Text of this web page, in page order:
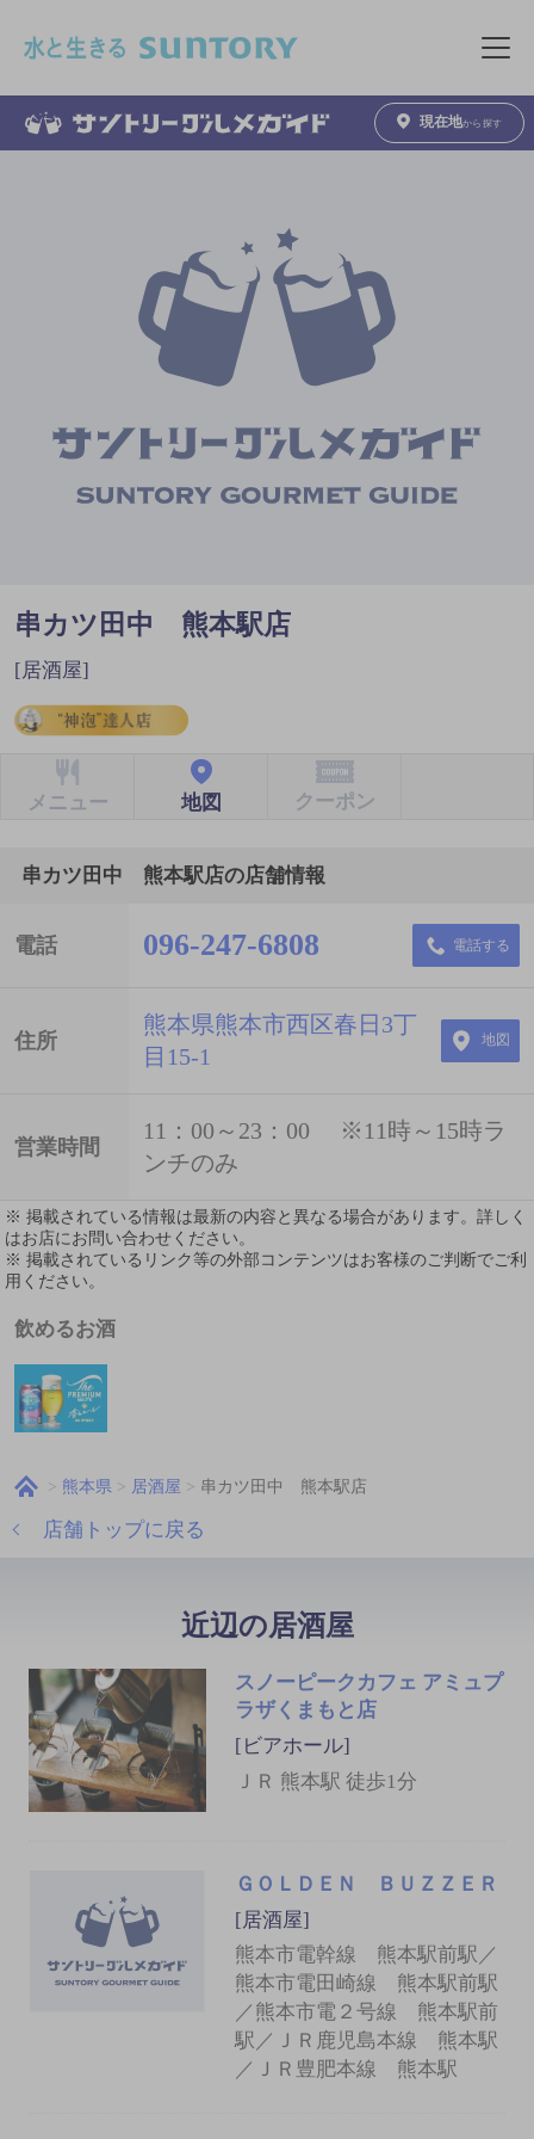
メニュ
現在地から探す
串カツ田中 熊本駅店
[居酒屋]
メニュー 地図 クーポン
串カツ田中 熊本駅店の店舗情報
電話 096-247-6808 電話する
住所
熊本県熊本市西区春日3丁
目15-1
地図
営業時間
11：00～23：00 ※11時～15時ラ
ンチのみ
※ 掲載されている情報は最新の内容と異なる場合があります。詳しく
はお店にお問い合わせください。
※ 掲載されているリンク等の外部コンテンツはお客様のご判断でご利
用ください。
飲めるお酒
熊本県 居酒屋 串カツ田中 熊本駅店
店舗トップに戻る
近辺の居酒屋
スノーピークカフェ アミュプ
ラザくまもと店
[ビアホール]
ＪＲ 熊本駅 徒歩1分
ＧＯＬＤＥＮ ＢＵＺＺＥＲ
[居酒屋]
熊本市電幹線 熊本駅前駅／
熊本市電田崎線 熊本駅前駅
／熊本市電２号線 熊本駅前
駅／ＪＲ鹿児島本線 熊本駅
／ＪＲ豊肥本線 熊本駅